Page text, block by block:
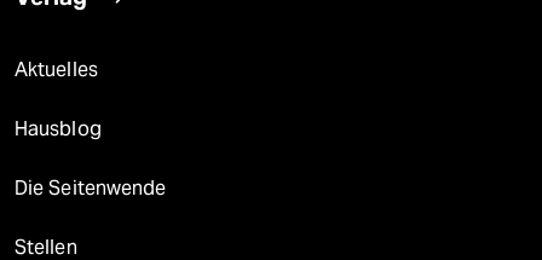
Aktuelles
Hausblog
Die Seitenwende
Stellen